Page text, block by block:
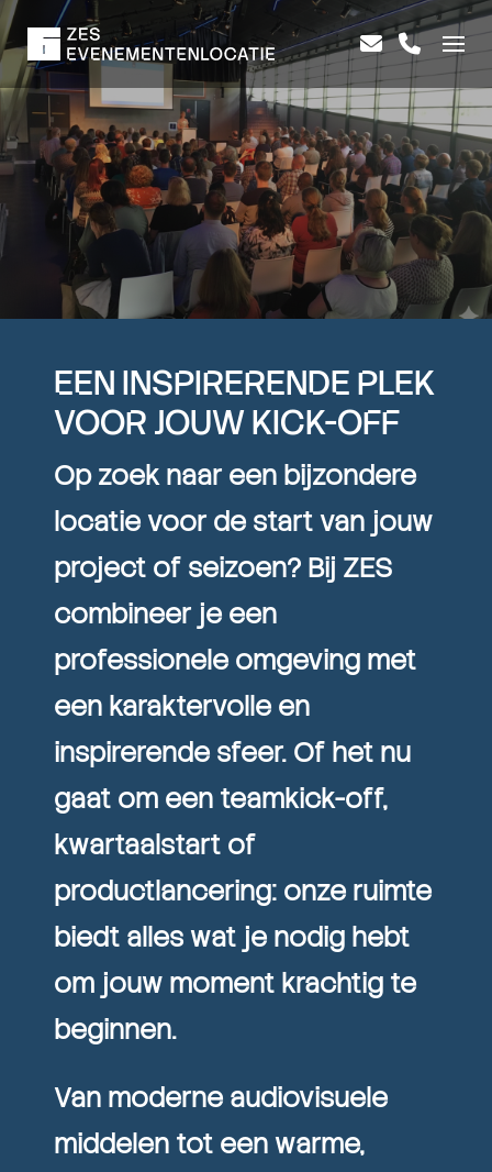
EEN INSPIRERENDE PLEK
VOOR JOUW KICK-OFF
Op zoek naar een bijzondere
locatie voor de start van jouw
project of seizoen? Bij ZES
combineer je een
professionele omgeving met
een karaktervolle en
inspirerende sfeer. Of het nu
gaat om een teamkick-off,
kwartaalstart of
productlancering: onze ruimte
biedt alles wat je nodig hebt
om jouw moment krachtig te
beginnen.
Van moderne audiovisuele
middelen tot een warme,